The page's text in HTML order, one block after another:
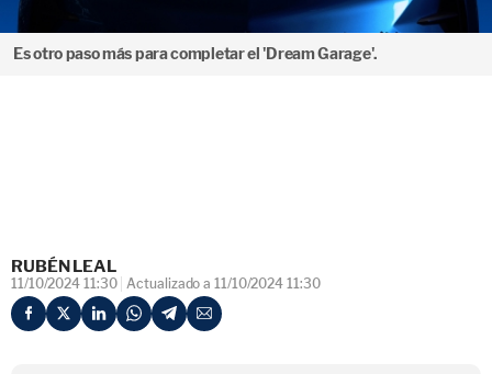
Es otro paso más para completar el 'Dream Garage'.
RUBÉN LEAL
11/10/2024 11:30 Actualizado a 11/10/2024 11:30